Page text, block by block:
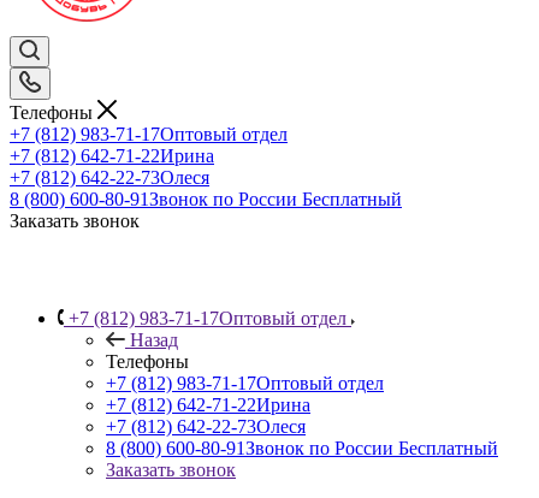
Телефоны
+7 (812) 983-71-17Оптовый отдел
+7 (812) 642-71-22Ирина
+7 (812) 642-22-73Олеся
8 (800) 600-80-91Звонок по России Бесплатный
Заказать звонок
+7 (812) 983-71-17Оптовый отдел
Назад
Телефоны
+7 (812) 983-71-17Оптовый отдел
+7 (812) 642-71-22Ирина
+7 (812) 642-22-73Олеся
8 (800) 600-80-91Звонок по России Бесплатный
Заказать звонок